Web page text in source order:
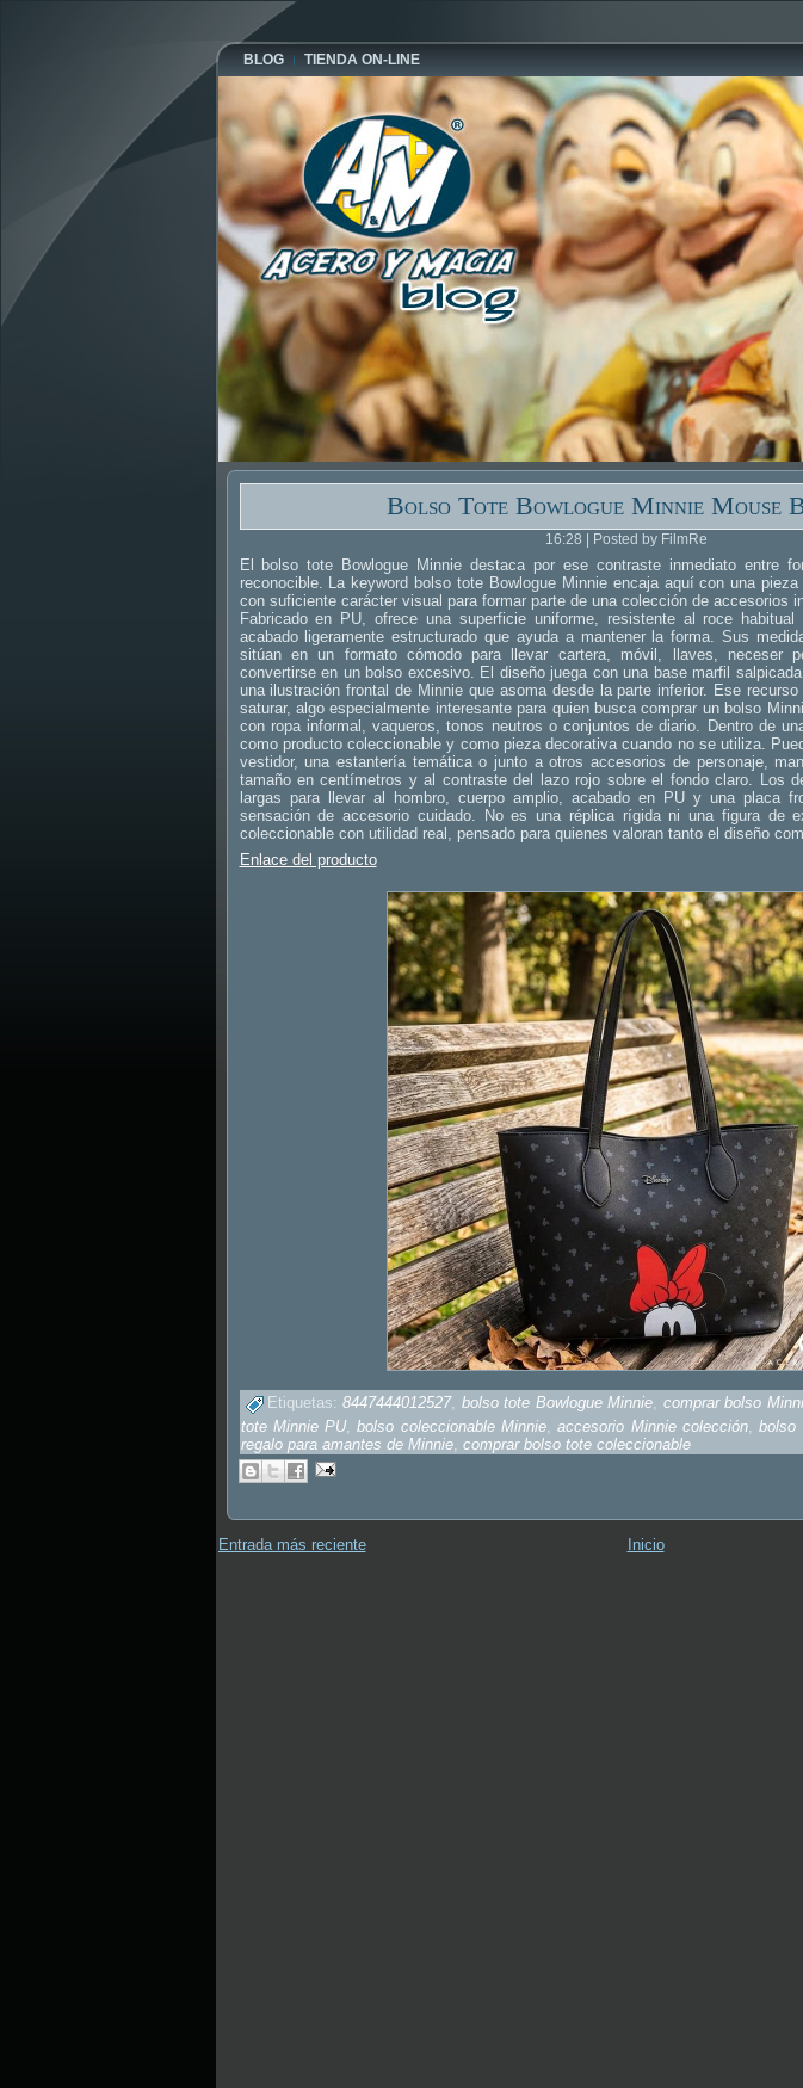
BLOG TIENDA ON-LINE
Bolso Tote Bowlogue Minnie Mouse
16:28 | Posted by FilmRe
El bolso tote Bowlogue Minnie destaca por ese contraste inmediato entre
reconocible. La keyword bolso tote Bowlogue Minnie encaja aquí con una
con suficiente carácter visual para formar parte de una colección de accesorios
Fabricado en PU, ofrece una superficie uniforme, resistente al roce
acabado ligeramente estructurado que ayuda a mantener la forma. Sus
sitúan en un formato cómodo para llevar cartera, móvil, llaves, neceser
convertirse en un bolso excesivo. El diseño juega con una base marfil
una ilustración frontal de Minnie que asoma desde la parte inferior. Ese
saturar, algo especialmente interesante para quien busca comprar un bolso
con ropa informal, vaqueros, tonos neutros o conjuntos de diario. Dentro de
como producto coleccionable y como pieza decorativa cuando no se utiliza.
vestidor, una estantería temática o junto a otros accesorios de personaje,
tamaño en centímetros y al contraste del lazo rojo sobre el fondo claro. Los
largas para llevar al hombro, cuerpo amplio, acabado en PU y una placa
sensación de accesorio cuidado. No es una réplica rígida ni una figura de
coleccionable con utilidad real, pensado para quienes valoran tanto el diseño
Enlace del producto
Etiquetas: 8447444012527, bolso tote Bowlogue Minnie, comprar bolso
tote Minnie PU,bolso coleccionable Minnie,accesorio Minnie colección,bolso
regalo para amantes de Minnie, comprar bolso tote coleccionable
Entrada más reciente Inicio